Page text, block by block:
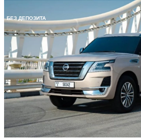
БЕЗ ДЕПОЗИТА